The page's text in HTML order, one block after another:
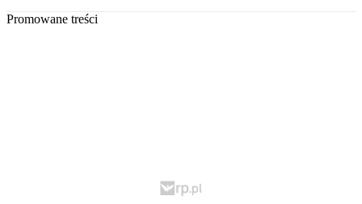
Promowane treści